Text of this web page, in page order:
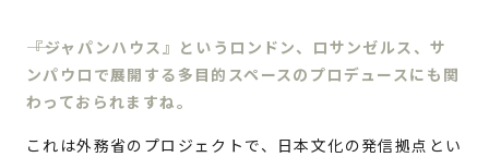
『ジャパンハウス』というロンドン、ロサンゼルス、サ
ンパウロで展開する多目的スペースのプロデュースにも関
わっておられますね。
これは外務省のプロジェクトで、日本文化の発信拠点とい